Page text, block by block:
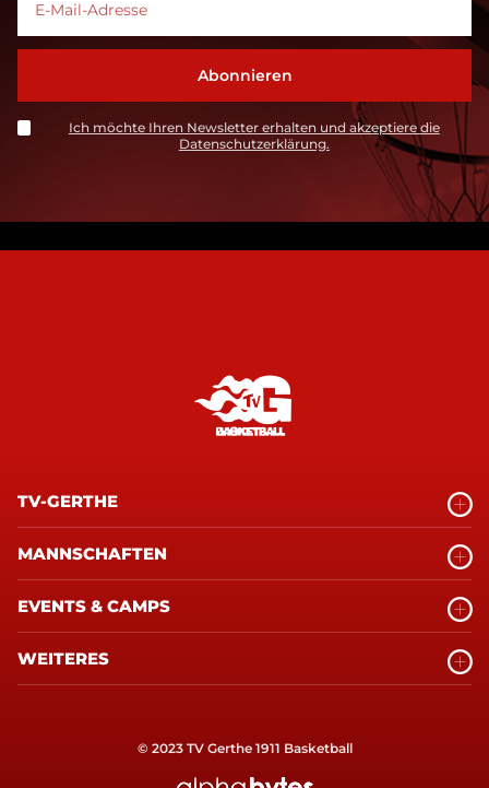
Ich möchte Ihren Newsletter erhalten und akzeptiere die
Datenschutzerklärung.
TV-GERTHE
MANNSCHAFTEN
EVENTS & CAMPS
WEITERES
© 2023 TV Gerthe 1911 Basketball